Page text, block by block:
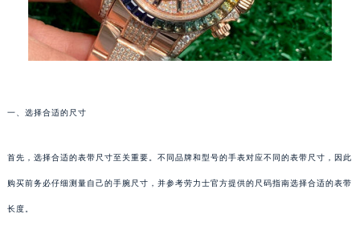
一、选择合适的尺寸
首先，选择合适的表带尺寸至关重要。不同品牌和型号的手表对应不同的表带尺寸，因此
购买前务必仔细测量自己的手腕尺寸，并参考劳力士官方提供的尺码指南选择合适的表带
长度。